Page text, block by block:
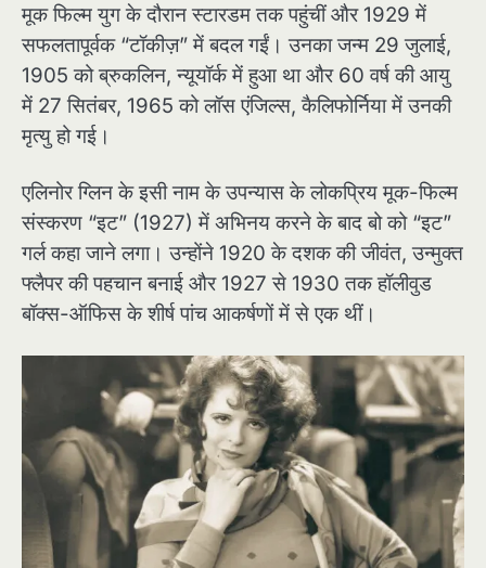
मूक फिल्म युग के दौरान स्टारडम तक पहुंचीं और 1929 में
सफलतापूर्वक “टॉकीज़” में बदल गईं। उनका जन्म 29 जुलाई,
1905 को ब्रुकलिन, न्यूयॉर्क में हुआ था और 60 वर्ष की आयु
में 27 सितंबर, 1965 को लॉस एंजिल्स, कैलिफोर्निया में उनकी
मृत्यु हो गई।
एलिनोर ग्लिन के इसी नाम के उपन्यास के लोकप्रिय मूक-फिल्म
संस्करण “इट” (1927) में अभिनय करने के बाद बो को “इट”
गर्ल कहा जाने लगा। उन्होंने 1920 के दशक की जीवंत, उन्मुक्त
फ्लैपर की पहचान बनाई और 1927 से 1930 तक हॉलीवुड
बॉक्स-ऑफिस के शीर्ष पांच आकर्षणों में से एक थीं।